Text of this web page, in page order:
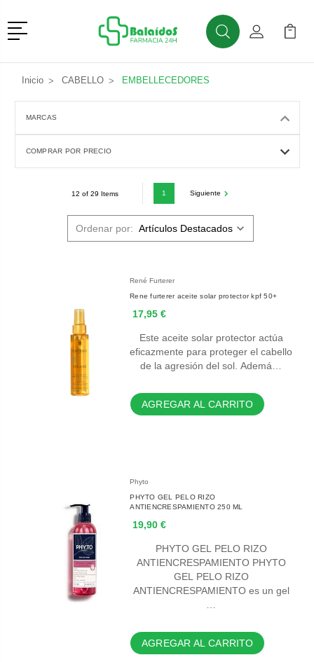
Menú
BuscarMi Cuenta
Mi
Inicio CABELLO EMBELLECEDORES
MARCAS
COMPRAR POR PRECIO
12 of 29 Items 1 Siguiente
Ordenar por:
René Furterer
Rene furterer aceite solar protector kpf 50+
17,95 €
Este aceite solar protector actúa
eficazmente para proteger el cabello
de la agresión del sol. Ademá…
AGREGAR AL CARRITO
Phyto
PHYTO GEL PELO RIZO
ANTIENCRESPAMIENTO 250 ML
19,90 €
PHYTO GEL PELO RIZO
ANTIENCRESPAMIENTO PHYTO
GEL PELO RIZO
ANTIENCRESPAMIENTO es un gel
AGREGAR AL CARRITO